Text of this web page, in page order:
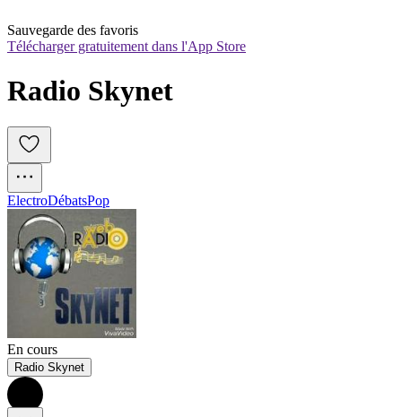
Sauvegarde des favoris
Télécharger gratuitement dans l'App Store
Radio Skynet
ElectroDébatsPop
En cours
Radio Skynet